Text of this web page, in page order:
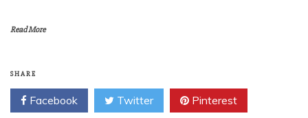
Read More
SHARE
Facebook Twitter Pinterest